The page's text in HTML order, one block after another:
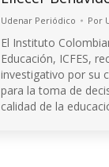
Udenar Periódico Por
El Instituto
Educación, ICFES,
investigativo por su
para la toma de
calidad de la